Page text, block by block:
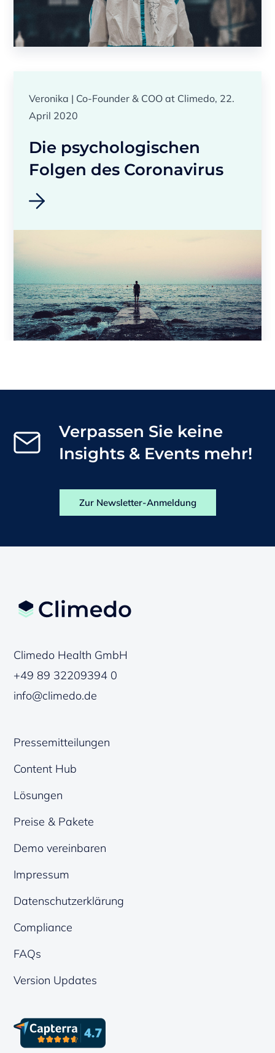
Veronika | Co-Founder & COO at Climedo, 22.
April 2020
Die psychologischen
Folgen des Coronavirus
Verpassen Sie keine
Insights & Events mehr!
Zur Newsletter-Anmeldung
Climedo Health GmbH
+49 89 32209394 0
info@climedo.de
Pressemitteilungen
Content Hub
Lösungen
Preise & Pakete
Demo vereinbaren
Impressum
Datenschutzerklärung
Compliance
FAQs
Version Updates